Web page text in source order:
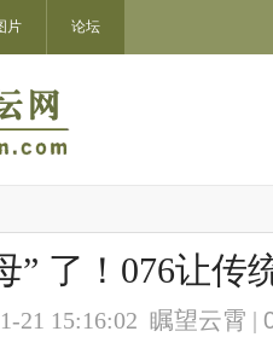
片 论坛
” 了！076让传
21 15:16:02 瞩望云霄 |